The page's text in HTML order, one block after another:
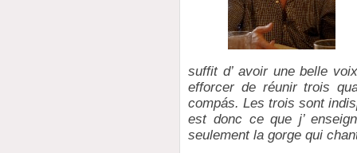
suffit d’ avoir une belle
efforcer de réunir trois
compás. Les trois sont
est donc ce que j’
seulement la gorge qui